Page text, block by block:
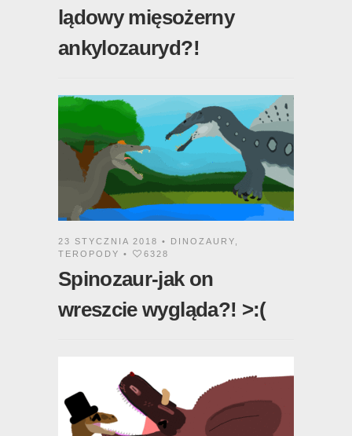
lądowy mięsożerny
ankylozauryd?!
23 STYCZNIA 2018 • DINOZAURY,
TEROPODY • 6328
Spinozaur-jak on
wreszcie wygląda?! >:(